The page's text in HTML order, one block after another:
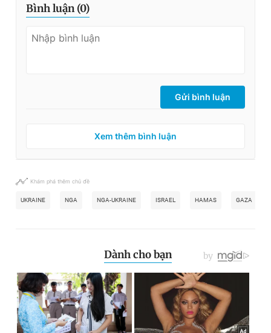
Bình luận (0)
Gửi bình luận
Xem thêm bình luận
Khám phá thêm chủ đề
UKRAINE NGA NGA-UKRAINE ISRAEL HAMAS GAZA